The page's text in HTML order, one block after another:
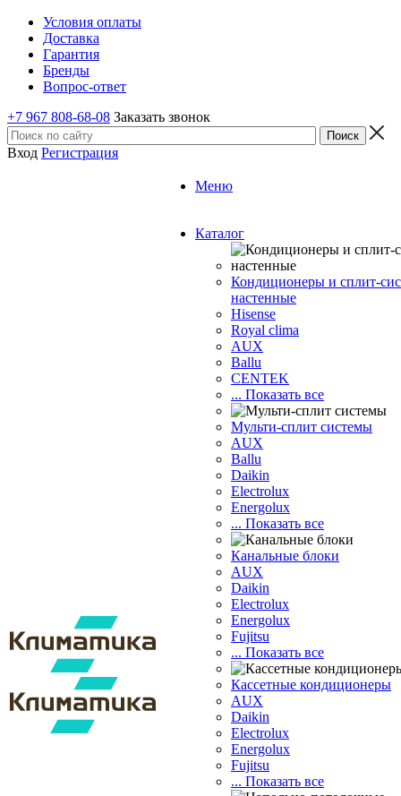
Условия оплаты
Доставка
Гарантия
Бренды
Вопрос-ответ
+7 967 808-68-08 Заказать звонок
Вход Регистрация
Меню
Каталог
Кондиционеры и сплит-
настенные
Hisense
Royal clima
AUX
Ballu
CENTEK
... Показать все
Мульти-сплит системы
AUX
Ballu
Daikin
Electrolux
Energolux
... Показать все
Канальные блоки
AUX
Dаikin
Electrolux
Energolux
Fujitsu
... Показать все
Кассетные кондиционеры
AUX
Daikin
Electrolux
Energolux
Fujitsu
... Показать все